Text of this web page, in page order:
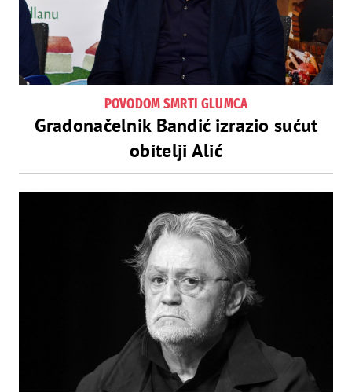
POVODOM SMRTI GLUMCA
Gradonačelnik Bandić izrazio sućut
obitelji Alić